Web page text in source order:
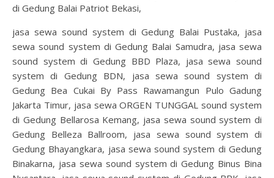
di Gedung Balai Patriot Bekasi,
jasa sewa sound system di Gedung Balai Pustaka, jasa
sewa sound system di Gedung Balai Samudra, jasa sewa
sound system di Gedung BBD Plaza, jasa sewa sound
system di Gedung BDN, jasa sewa sound system di
Gedung Bea Cukai By Pass Rawamangun Pulo Gadung
Jakarta Timur, jasa sewa ORGEN TUNGGAL sound system
di Gedung Bellarosa Kemang, jasa sewa sound system di
Gedung Belleza Ballroom, jasa sewa sound system di
Gedung Bhayangkara, jasa sewa sound system di Gedung
Binakarna, jasa sewa sound system di Gedung Binus Bina